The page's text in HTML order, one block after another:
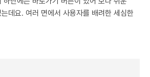
데요. 여러 면에서 사용자를 배려한 세심한